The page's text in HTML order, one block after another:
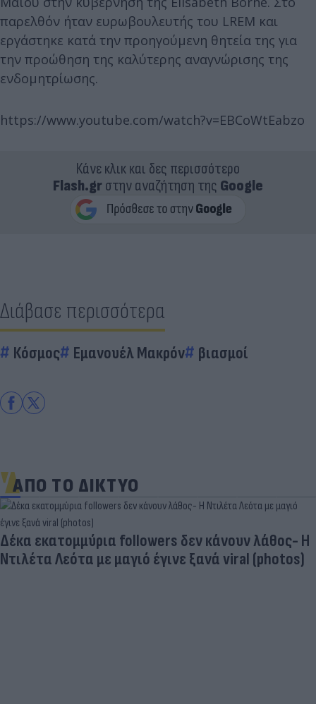
παρελθόν ήταν ευρωβουλευτής του LREM και
εργάστηκε κατά την προηγούμενη θητεία της για
την προώθηση της καλύτερης αναγνώρισης της
ενδομητρίωσης.
https://www.youtube.com/watch?v=EBCoWtEabzo
Κάνε κλικ και δες περισσότερο
Flash.grστην αναζήτηση της Google
Διάβασε περισσότερα
Κόσμος Εμανουέλ Μακρόν βιασμοί
ΑΠΟ ΤΟ ΔΙΚΤΥΟ
Δέκα εκατομμύρια followers δεν κάνουν λάθος- Η
Ντιλέτα Λεότα με μαγιό έγινε ξανά viral (photos)